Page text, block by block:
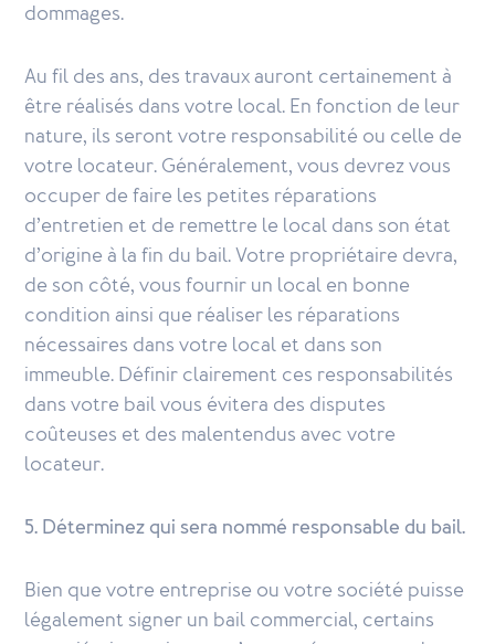
dommages.
Au fil des ans, des travaux auront certainement à
être réalisés dans votre local. En fonction de leur
nature, ils seront votre responsabilité ou celle de
votre locateur. Généralement, vous devrez vous
occuper de faire les petites réparations
d’entretien et de remettre le local dans son état
d’origine à la fin du bail. Votre propriétaire devra,
de son côté, vous fournir un local en bonne
condition ainsi que réaliser les réparations
nécessaires dans votre local et dans son
immeuble. Définir clairement ces responsabilités
dans votre bail vous évitera des disputes
coûteuses et des malentendus avec votre
locateur.
5. Déterminez qui sera nommé responsable du bail.
Bien que votre entreprise ou votre société puisse
légalement signer un bail commercial, certains